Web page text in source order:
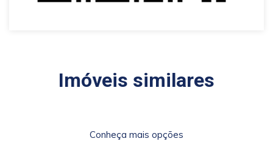
Imóveis similares
Conheça mais opções